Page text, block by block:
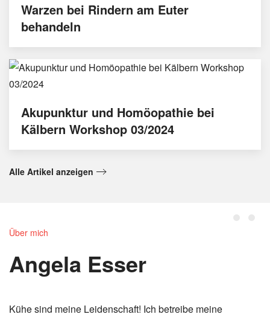
Warzen bei Rindern am Euter
behandeln
Akupunktur und Homöopathie bei
Kälbern Workshop 03/2024
Alle Artikel anzeigen
Über mich
Angela Esser
Kühe sind meine Leidenschaft! Ich betreibe meine